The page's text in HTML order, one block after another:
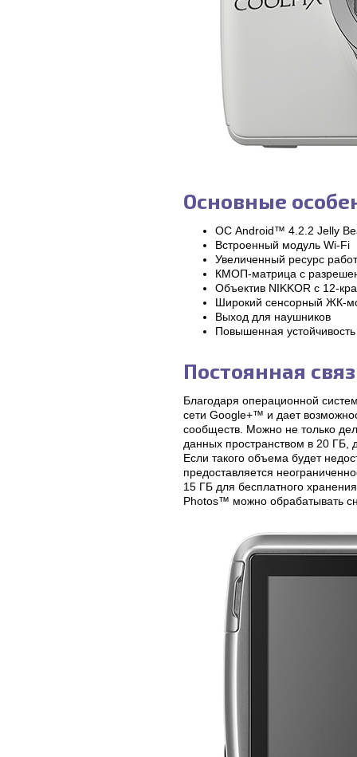
Основные
ОС Android™ 4.2.2 Jelly
Встроенный модуль Wi-Fi
Увеличенный ресурс
КМОП-матрица с
Объектив NIKKOR с 12-
Широкий сенсорный ЖК-
Выход для наушников
Повышенная
Постоянная
Благодаря операционной
сети Google+™ и дает
сообществ. Можно не только
данных пространством в 20 ГБ,
Если такого объема будет
предоставляется
15 ГБ для бесплатного
Photos™ можно обрабатывать